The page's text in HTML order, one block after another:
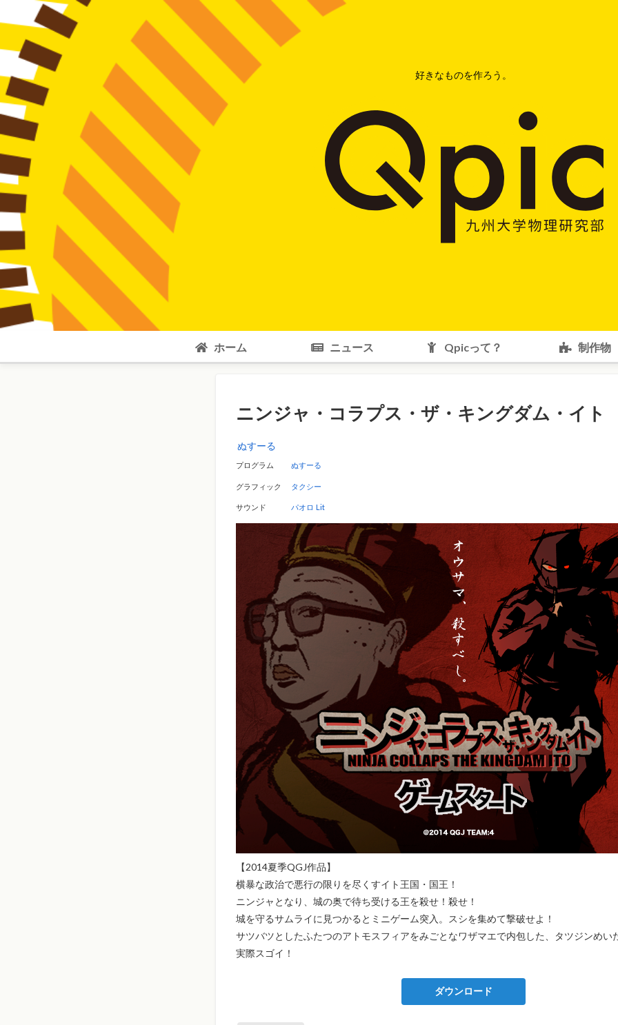
好きなものを作ろう。
ホーム ニュース Qpicって？ 制作物
ニンジャ・コラプス・ザ・キングダム・イト
ぬすーる
プログラム ぬすーる
グラフィック タクシー
サウンド パオロ Lit
【2014夏季QGJ作品】
横暴な政治で悪行の限りを尽くすイト王国・国王！
ニンジャとなり、城の奥で待ち受ける王を殺せ！殺せ！
城を守るサムライに見つかるとミニゲーム突入。スシを集めて撃破せよ！
サツバツとしたふたつのアトモスフィアをみごとなワザマエで内包した、タツジンめい
実際スゴイ！
ダウンロード